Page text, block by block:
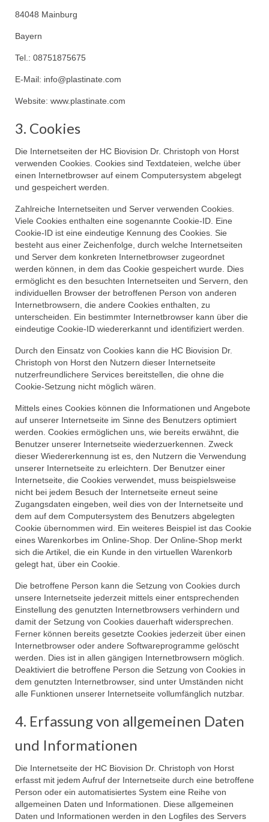
84048 Mainburg
Bayern
Tel.: 08751875675
E-Mail: info@plastinate.com
Website: www.plastinate.com
3. Cookies
Die Internetseiten der HC Biovision Dr. Christoph von Horst
verwenden Cookies. Cookies sind Textdateien, welche über
einen Internetbrowser auf einem Computersystem abgelegt
und gespeichert werden.
Zahlreiche Internetseiten und Server verwenden Cookies.
Viele Cookies enthalten eine sogenannte Cookie-ID. Eine
Cookie-ID ist eine eindeutige Kennung des Cookies. Sie
besteht aus einer Zeichenfolge, durch welche Internetseiten
und Server dem konkreten Internetbrowser zugeordnet
werden können, in dem das Cookie gespeichert wurde. Dies
ermöglicht es den besuchten Internetseiten und Servern, den
individuellen Browser der betroffenen Person von anderen
Internetbrowsern, die andere Cookies enthalten, zu
unterscheiden. Ein bestimmter Internetbrowser kann über die
eindeutige Cookie-ID wiedererkannt und identifiziert werden.
Durch den Einsatz von Cookies kann die HC Biovision Dr.
Christoph von Horst den Nutzern dieser Internetseite
nutzerfreundlichere Services bereitstellen, die ohne die
Cookie-Setzung nicht möglich wären.
Mittels eines Cookies können die Informationen und Angebote
auf unserer Internetseite im Sinne des Benutzers optimiert
werden. Cookies ermöglichen uns, wie bereits erwähnt, die
Benutzer unserer Internetseite wiederzuerkennen. Zweck
dieser Wiedererkennung ist es, den Nutzern die Verwendung
unserer Internetseite zu erleichtern. Der Benutzer einer
Internetseite, die Cookies verwendet, muss beispielsweise
nicht bei jedem Besuch der Internetseite erneut seine
Zugangsdaten eingeben, weil dies von der Internetseite und
dem auf dem Computersystem des Benutzers abgelegten
Cookie übernommen wird. Ein weiteres Beispiel ist das Cookie
eines Warenkorbes im Online-Shop. Der Online-Shop merkt
sich die Artikel, die ein Kunde in den virtuellen Warenkorb
gelegt hat, über ein Cookie.
Die betroffene Person kann die Setzung von Cookies durch
unsere Internetseite jederzeit mittels einer entsprechenden
Einstellung des genutzten Internetbrowsers verhindern und
damit der Setzung von Cookies dauerhaft widersprechen.
Ferner können bereits gesetzte Cookies jederzeit über einen
Internetbrowser oder andere Softwareprogramme gelöscht
werden. Dies ist in allen gängigen Internetbrowsern möglich.
Deaktiviert die betroffene Person die Setzung von Cookies in
dem genutzten Internetbrowser, sind unter Umständen nicht
alle Funktionen unserer Internetseite vollumfänglich nutzbar.
4. Erfassung von allgemeinen Daten
und Informationen
Die Internetseite der HC Biovision Dr. Christoph von Horst
erfasst mit jedem Aufruf der Internetseite durch eine betroffene
Person oder ein automatisiertes System eine Reihe von
allgemeinen Daten und Informationen. Diese allgemeinen
Daten und Informationen werden in den Logfiles des Servers